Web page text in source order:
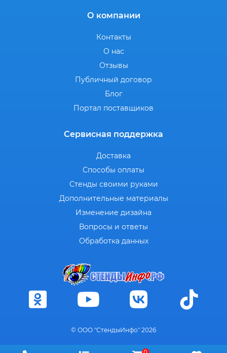
О компании
Контакты
О нас
Отзывы
Публичный договор
Блог
Портал поставщиков
Сервисная поддержка
Доставка
Способы оплаты
Стенды своими руками
Дополнительные материалы
Изменение дизайна
Вопросы и ответы
Обработка данных
© ООО "СтендыИнфо" 2026